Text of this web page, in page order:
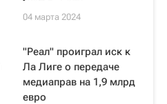
04 марта 2024
"Реал" проиграл иск к
Ла Лиге о передаче
медиаправ на 1,9 млрд
евро